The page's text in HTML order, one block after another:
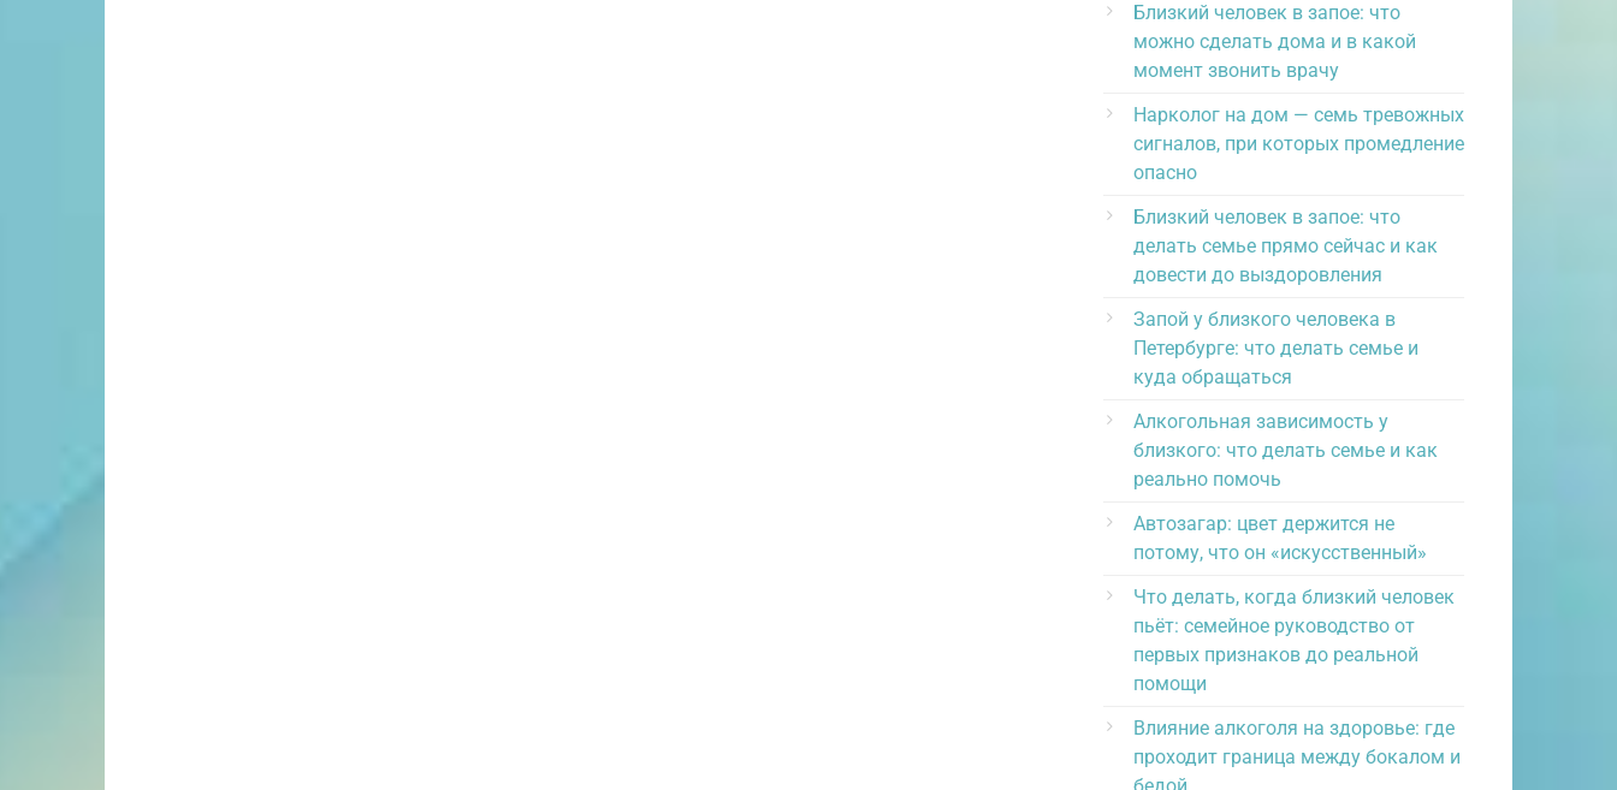
Близкий человек в запое: что
можно сделать дома и в какой
момент звонить врачу
Нарколог на дом — семь тревожных
сигналов, при которых промедление
опасно
Близкий человек в запое: что
делать семье прямо сейчас и как
довести до выздоровления
Запой у близкого человека в
Петербурге: что делать семье и
куда обращаться
Алкогольная зависимость у
близкого: что делать семье и как
реально помочь
Автозагар: цвет держится не
потому, что он «искусственный»
Что делать, когда близкий человек
пьёт: семейное руководство от
первых признаков до реальной
помощи
Влияние алкоголя на здоровье: где
проходит граница между бокалом и